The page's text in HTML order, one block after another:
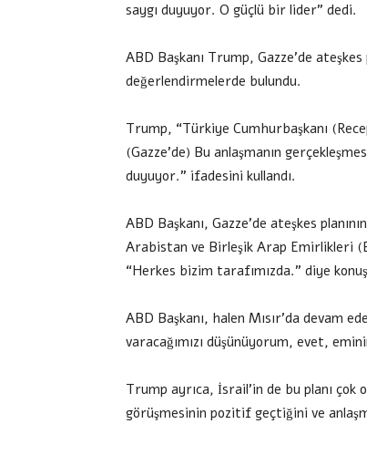
saygı duyuyor. O güçlü bir lider” dedi.
ABD Başkanı Trump, Gazze’de
değerlendirmelerde bulundu.
Trump, “Türkiye Cumhurbaşkanı
(Gazze’de) Bu anlaşmanın
duyuyor.” ifadesini kullandı.
ABD Başkanı, Gazze’de ateşkes
Arabistan ve Birleşik Arap Emirlikleri
“Herkes bizim tarafımızda.” diye
ABD Başkanı, halen Mısır’da
varacağımızı düşünüyorum, evet,
Trump ayrıca, İsrail’in de bu planı çok
görüşmesinin pozitif geçtiğini ve